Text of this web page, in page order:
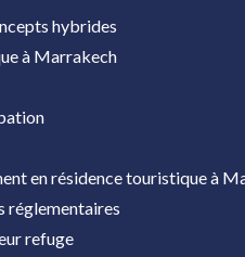
hybrides
à Marrakech
en résidence touristique à
réglementaires
refuge